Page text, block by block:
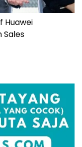
Huawei
Sales